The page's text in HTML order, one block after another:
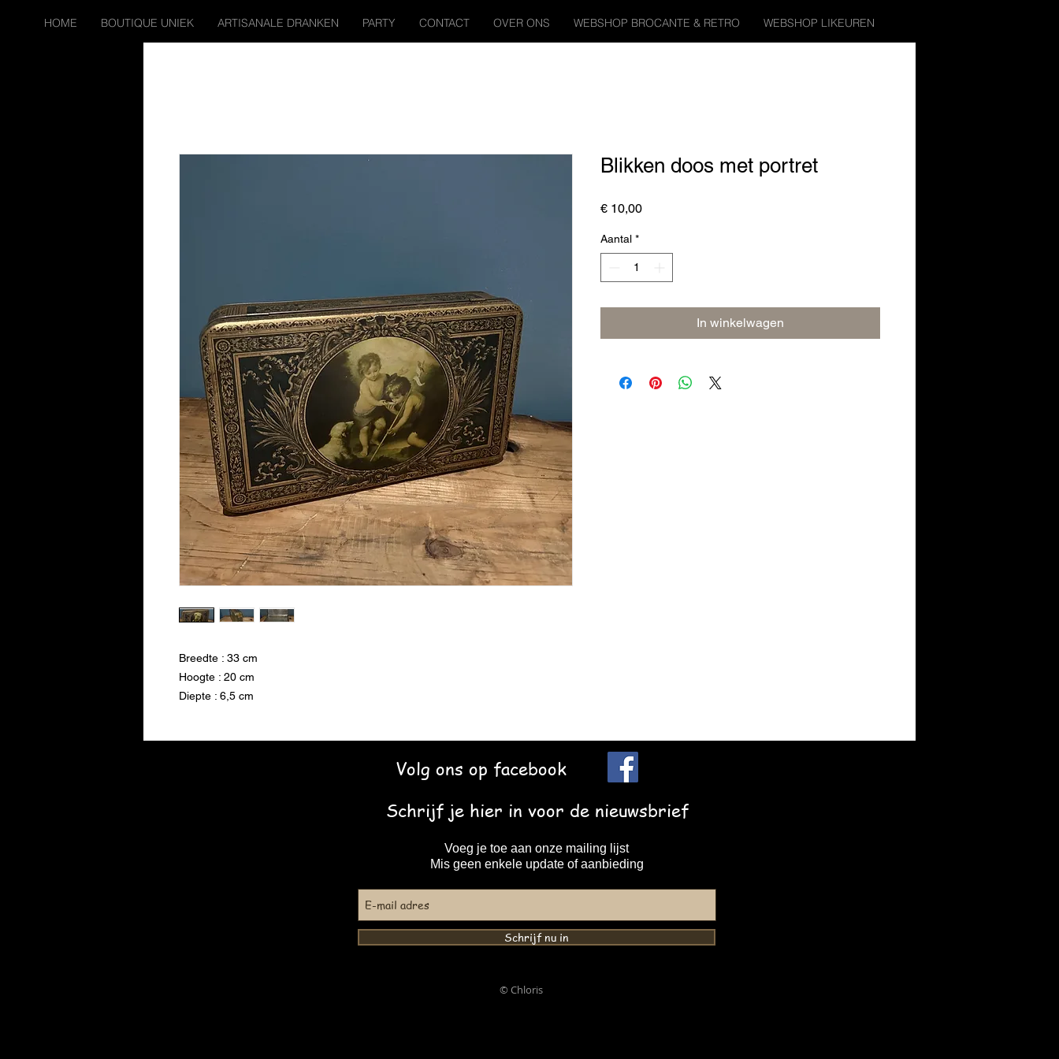
HOME BOUTIQUE UNIEK ARTISANALE DRANKEN PARTY CONTACT OVER ONS WEBSHOP BROCANTE & RETRO WEBSHOP LIKEUREN
Breedte : 33 cm
Hoogte : 20 cm
Diepte : 6,5 cm
Blikken doos met portret
€ 10,00Prijs
Aantal *
In winkelwagen
Volg ons op facebook
Schrijf je hier in voor de nieuwsbrief
Voeg je toe aan onze mailing lijst
Mis geen enkele update of aanbieding
Schrijf nu in
© Chloris